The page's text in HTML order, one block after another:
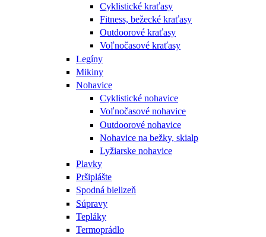
Cyklistické kraťasy
Fitness, bežecké kraťasy
Outdoorové kraťasy
Voľnočasové kraťasy
Legíny
Mikiny
Nohavice
Cyklistické nohavice
Voľnočasové nohavice
Outdoorové nohavice
Nohavice na bežky, skialp
Lyžiarske nohavice
Plavky
Pršiplášte
Spodná bielizeň
Súpravy
Tepláky
Termoprádlo